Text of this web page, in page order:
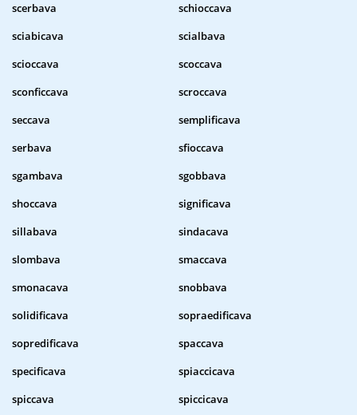
scerbava
schioccava
sciabicava
scialbava
scioccava
scoccava
sconficcava
scroccava
seccava
semplificava
serbava
sfioccava
sgambava
sgobbava
shoccava
significava
sillabava
sindacava
slombava
smaccava
smonacava
snobbava
solidificava
sopraedificava
sopredificava
spaccava
specificava
spiaccicava
spiccava
spiccicava